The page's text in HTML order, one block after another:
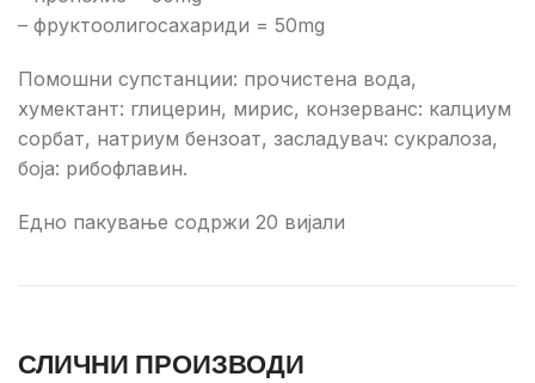
– фруктоолигосахариди = 50mg
Помошни супстанции: прочистена вода,
хумектант: глицерин, мирис, конзерванс: калциум
сорбат, натриум бензоат, засладувач: сукралоза,
боја: рибофлавин.
Едно пакување содржи 20 вијали
СЛИЧНИ ПРОИЗВОДИ